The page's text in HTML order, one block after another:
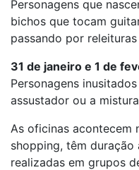
Personagens que
bichos que tocam
passando por
31 de janeiro e 1 de
Personagens
assustador ou a
As oficinas acontecem
shopping, têm duração
realizadas em grupos